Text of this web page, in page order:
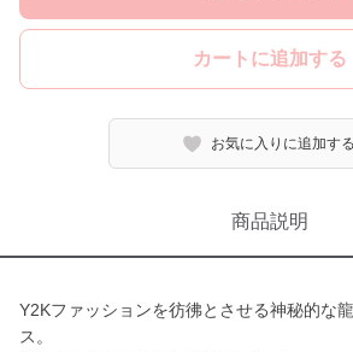
カートに追加する
お気に入りに追加する
商品説明
Y2Kファッションを彷彿とさせる神秘的な
ス。